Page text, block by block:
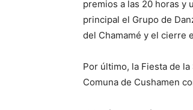
premios a las 20 horas y
principal el Grupo de
del Chamamé y el cierre
Por último, la Fiesta de
Comuna de Cushamen